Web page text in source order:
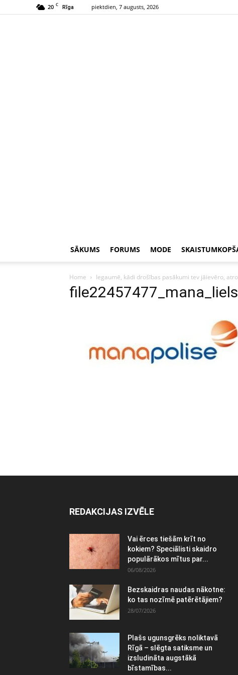
20 C Rīga piektdien, 7 augusts, 2026
SĀKUMS FORUMS MODE
Home Iegaumē, kādi drošības pasākumi tev jāievēro,
file22457477_mana_liels
REDAKCIJAS IZVĒLE
Vai ērces tiešām krīt no
kokiem? Speciālisti skaidro
populārākos mītus par...
06/08/2026
Bezskaidras naudas nākotne:
ko tas nozīmē patērētājiem?
28/07/2026
Plašs ugunsgrēks noliktavā
Rīgā – slēgta satiksme un
izsludināta augstākā
bīstamības...